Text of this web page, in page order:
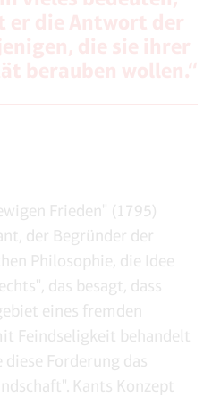
Frieden" (1795)
der Begründer der
Philosophie, die Idee
das besagt, dass
eines fremden
Feindseligkeit behandelt
Forderung das
Kants Konzept